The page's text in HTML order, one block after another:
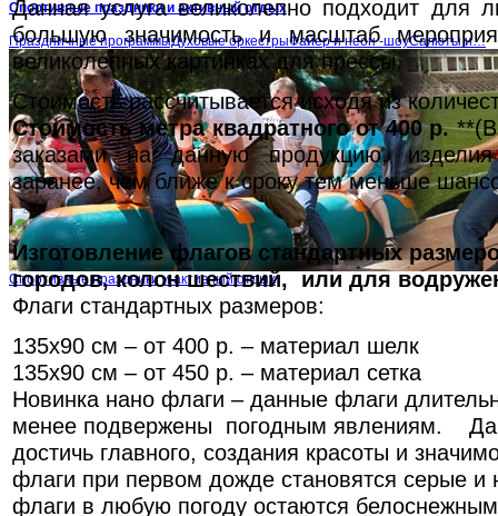
Спортивные праздники и активный отдых
Праздничные программыДуховые оркестрыФайер и неон -шоуСалюты и…
Спортивные праздники и активный отдых
Данная услуга великолепно подходит для
большую значимость и масштаб
великолепных картинках для прессы.
Стоимость рассчитывается исходя из
Стоимость метра квадратного от 400 р.**(В
заказами на данную продукцию, изделия
заранее, чем ближе к сроку тем меньше
Изготовление флагов стандартных
городов, колон шествий, или для
Флаги стандартных размеров:
135х90 см – от 400 р. – материал шелк
135х90 см – от 450 р. – материал сетка
Новинка нано флаги – данные флаги
менее подвержены погодным явлениям.
достичь главного, создания красоты и
флаги при первом дожде становятся серые и
флаги в любую погоду остаются